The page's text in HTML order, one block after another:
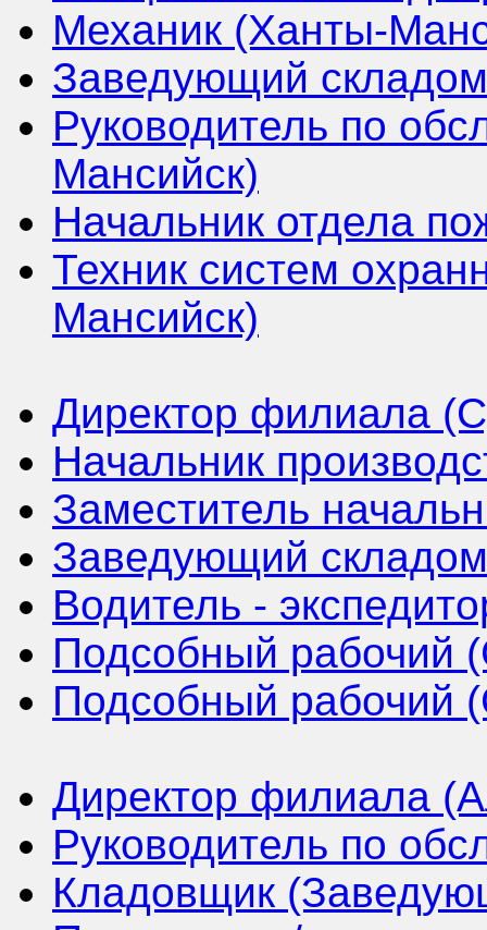
Механик (Ханты-
Заведующий
Руководитель по
Мансийск)
Начальник отдела
Техник систем
Мансийск)
Директор филиала
Начальник
Заместитель
Заведующий
Водитель -
Подсобный рабочий
Подсобный рабочий
Директор филиала
Руководитель по
Кладовщик